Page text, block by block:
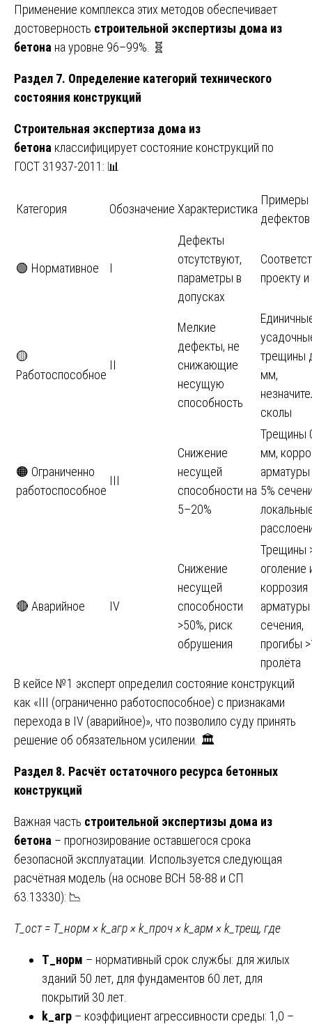
Применение комплекса этих методов обеспечивает
достоверность строительной экспертизы дома из
бетона на уровне 96–99%. 🧬
Раздел 7. Определение категорий технического
состояния конструкций
Строительная экспертиза дома из
бетона классифицирует состояние конструкций по
ГОСТ 31937-2011: 📊
Категория Обозначение Характеристика
Примеры
дефектов
🟢 Нормативное I
Дефекты
отсутствуют,
параметры в
допусках
проекту
🟡
Работоспособное
II
Мелкие
дефекты, не
снижающие
несущую
способность
трещины
мм,
сколы
🟠 Ограниченно
работоспособное
III
Снижение
несущей
способности на
5–20%
Трещины
мм,
5%
🔴 Аварийное IV
Снижение
несущей
способности
>50%, риск
обрушения
Трещины
оголение
коррозия
арматуры
сечения,
прогибы
пролёта
В кейсе №1 эксперт определил состояние конструкций
как «III (ограниченно работоспособное) с признаками
перехода в IV (аварийное)», что позволило суду принять
решение об обязательном усилении. 🏛️
Раздел 8. Расчёт остаточного ресурса бетонных
конструкций
Важная часть строительной экспертизы дома из
бетона – прогнозирование оставшегося срока
безопасной эксплуатации. Используется следующая
расчётная модель (на основе ВСН 58-88 и СП
63.13330): 📉
T_ост = T_норм × k_агр × k_проч × k_арм × k_трещ, где
T_норм – нормативный срок службы: для жилых
зданий 50 лет, для фундаментов 60 лет, для
покрытий 30 лет.
k_агр – коэффициент агрессивности среды: 1,0 –